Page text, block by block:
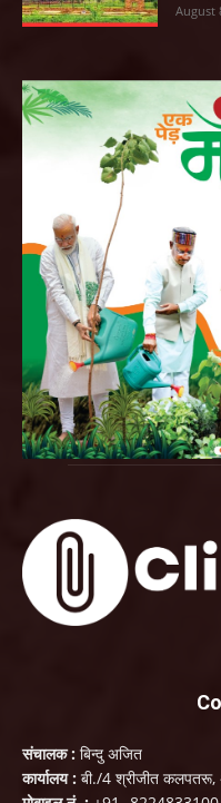
August
संचालक : बिन्दु अजित
कार्यालय : बी./4 श्रीजीत कलपतरू,